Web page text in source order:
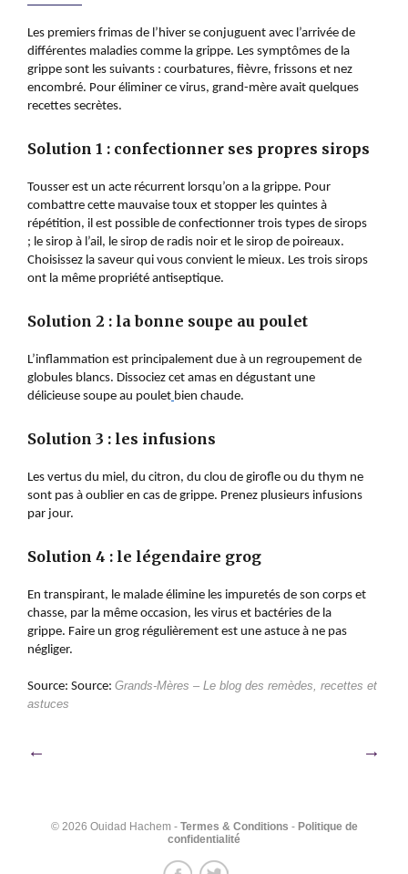
Les premiers frimas de l’hiver se conjuguent avec l’arrivée de
différentes maladies comme la grippe. Les symptômes de la
grippe sont les suivants : courbatures, fièvre, frissons et nez
encombré. Pour éliminer ce virus, grand-mère avait quelques
recettes secrètes.
Solution 1 : confectionner ses propres sirops
Tousser est un acte récurrent lorsqu’on a la grippe. Pour
combattre cette mauvaise toux et stopper les quintes à
répétition, il est possible de confectionner trois types de sirops
; le sirop à l’ail, le sirop de radis noir et le sirop de poireaux.
Choisissez la saveur qui vous convient le mieux. Les trois sirops
ont la même propriété antiseptique.
Solution 2 : la bonne soupe au poulet
L’inflammation est principalement due à un regroupement de
globules blancs. Dissociez cet amas en dégustant une
délicieuse soupe au poulet bien chaude.
Solution 3 : les infusions
Les vertus du miel, du citron, du clou de girofle ou du thym ne
sont pas à oublier en cas de grippe. Prenez plusieurs infusions
par jour.
Solution 4 : le légendaire grog
En transpirant, le malade élimine les impuretés de son corps et
chasse, par la même occasion, les virus et bactéries de la
grippe. Faire un grog régulièrement est une astuce à ne pas
négliger.
Source: Source: Grands-Mères – Le blog des remèdes, recettes et
astuces
Navigation
l’article
← →
© 2026 Ouidad Hachem - Termes & Conditions - Politique de
confidentialité